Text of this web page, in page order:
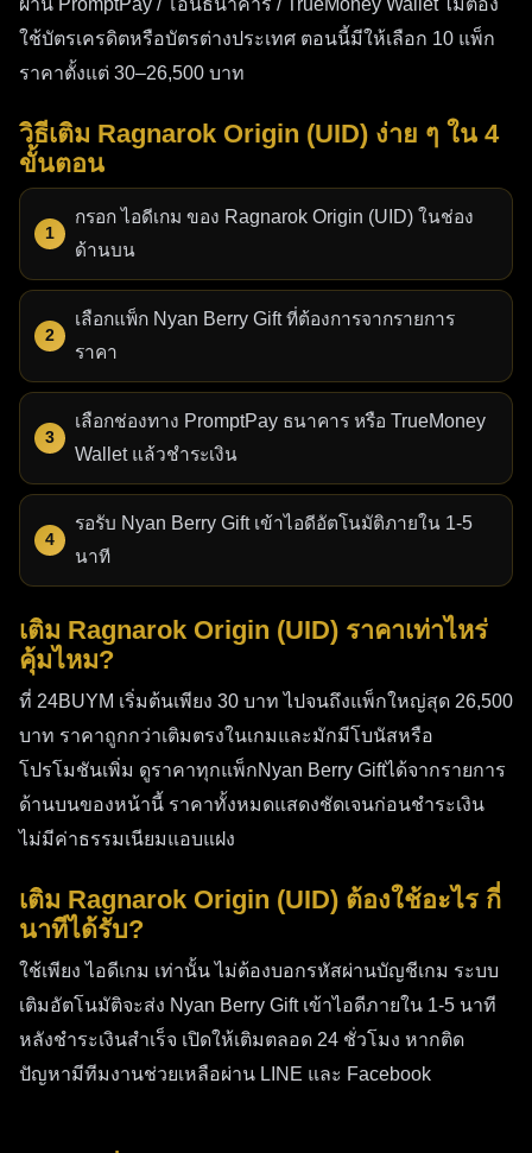
ใช้บัตรเครดิตหรือบัตรต่างประเทศ ตอนนี้มีให้เลือก 10 แพ็ก
ราคาตั้งแต่ 30–26,500 บาท
วิธีเติม Ragnarok Origin (UID) ง่าย ๆ ใน 4
ขั้นตอน
กรอก ไอดีเกม ของ Ragnarok Origin (UID) ในช่อง
ด้านบน
เลือกแพ็ก Nyan Berry Gift ที่ต้องการจากรายการ
ราคา
เลือกช่องทาง PromptPay ธนาคาร หรือ TrueMoney
Wallet แล้วชำระเงิน
รอรับ Nyan Berry Gift เข้าไอดีอัตโนมัติภายใน 1-5
นาที
เติม Ragnarok Origin (UID) ราคาเท่าไหร่
คุ้มไหม?
ที่ 24BUYM เริ่มต้นเพียง 30 บาท ไปจนถึงแพ็กใหญ่สุด 26,500
บาท ราคาถูกกว่าเติมตรงในเกมและมักมีโบนัสหรือ
โปรโมชันเพิ่ม ดูราคาทุกแพ็กNyan Berry Giftได้จากรายการ
ด้านบนของหน้านี้ ราคาทั้งหมดแสดงชัดเจนก่อนชำระเงิน
ไม่มีค่าธรรมเนียมแอบแฝง
เติม Ragnarok Origin (UID) ต้องใช้อะไร กี่
นาทีได้รับ?
ใช้เพียง ไอดีเกม เท่านั้น ไม่ต้องบอกรหัสผ่านบัญชีเกม ระบบ
เติมอัตโนมัติจะส่ง Nyan Berry Gift เข้าไอดีภายใน 1-5 นาที
หลังชำระเงินสำเร็จ เปิดให้เติมตลอด 24 ชั่วโมง หากติด
ปัญหามีทีมงานช่วยเหลือผ่าน LINE และ Facebook